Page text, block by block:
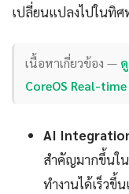
เปลี่ยนแปลงไปในทิศ
เนื้อหาเกี่ยวข้อง —
CoreOS Real-
AI
สำคัญมากขึ้นใ
ทำงานได้เร็ว